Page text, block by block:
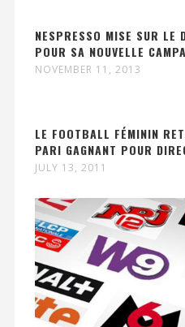
NESPRESSO MISE SUR LE
POUR SA NOUVELLE
NOVEMBER 11, 2013
LE FOOTBALL FÉMININ
PARI GAGNANT POUR
JULY 13, 2011